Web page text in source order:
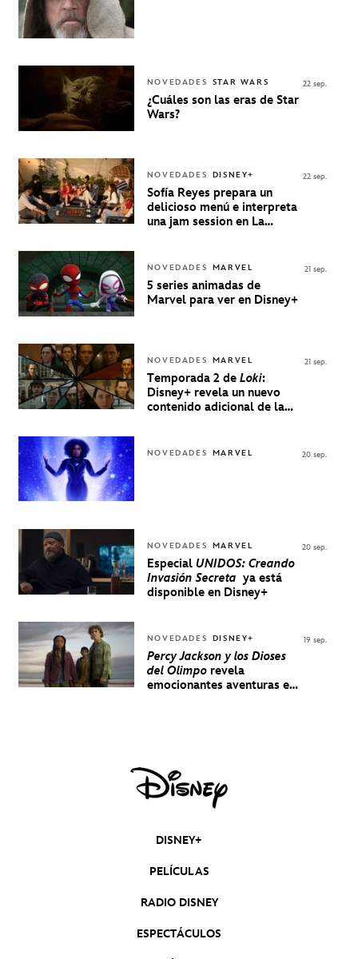
NOVEDADES STAR WARS
¿Cuáles son las eras de Star
Wars?
22 sep.
NOVEDADES DISNEY+
Sofía Reyes prepara un
delicioso menú e interpreta
una jam session en La
22 sep.
NOVEDADES MARVEL
5 series animadas de
Marvel para ver en Disney+
21 sep.
NOVEDADES MARVEL
Temporada 2 de Loki:
Disney+ revela un nuevo
contenido adicional de la
21 sep.
NOVEDADES MARVEL 20 sep.
NOVEDADES MARVEL
Especial UNIDOS: Creando
Invasión Secreta ya está
disponible en Disney+
20 sep.
NOVEDADES DISNEY+
Percy Jackson y los Dioses
del Olimporevela
emocionantes aventuras en
19 sep.
DISNEY+
PELÍCULAS
RADIO DISNEY
ESPECTÁCULOS